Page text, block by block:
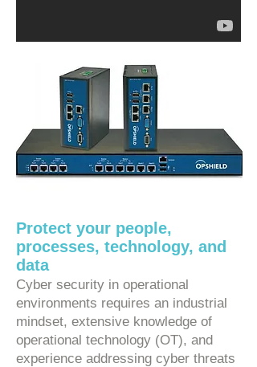
Protect your people,
processes, technology, and
data
Cyber security in operational
environments requires an industrial
mindset, extensive knowledge of
operational technology (OT), and
experience addressing cyber threats